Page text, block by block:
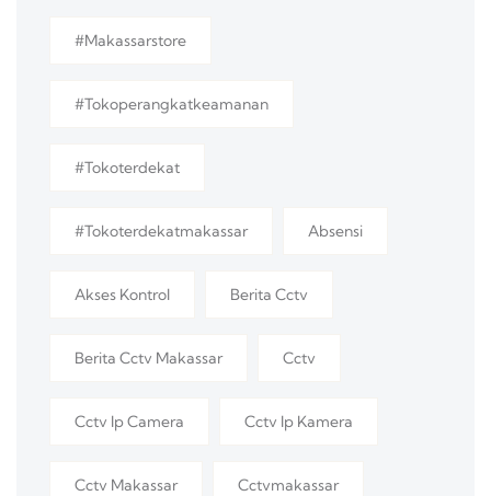
#makassarstore
#tokoperangkatkeamanan
#tokoterdekat
#tokoterdekatmakassar Absensi
Akses Kontrol Berita Cctv
Berita Cctv Makassar Cctv
Cctv Ip Camera Cctv Ip Kamera
Cctv Makassar Cctvmakassar